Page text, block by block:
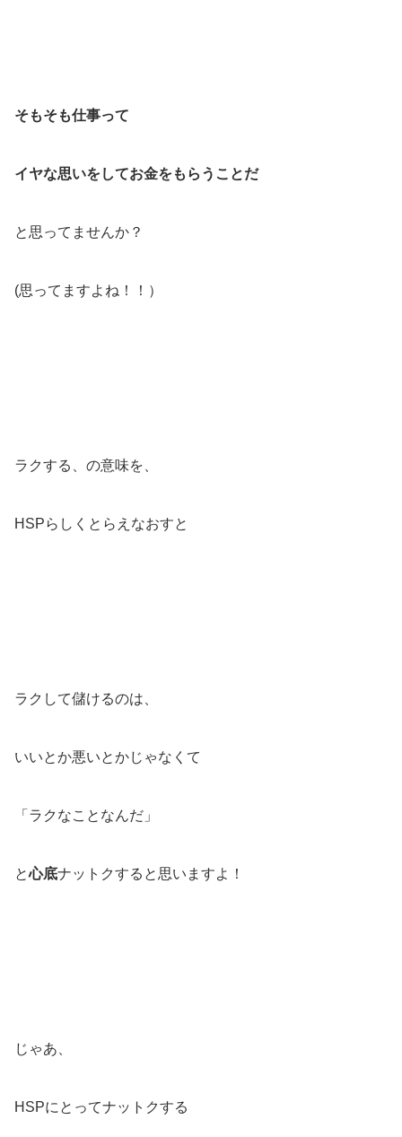
そもそも仕事って
イヤな思いをしてお金をもらうことだ
と思ってませんか？
(思ってますよね！！）
ラクする、の意味を、
HSPらしくとらえなおすと
ラクして儲けるのは、
いいとか悪いとかじゃなくて
「ラクなことなんだ」
と心底ナットクすると思いますよ！
じゃあ、
HSPにとってナットクする